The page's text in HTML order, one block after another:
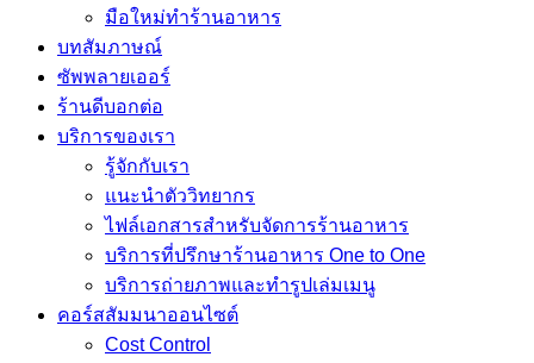
มือใหม่ทำร้านอาหาร
บทสัมภาษณ์
ซัพพลายเออร์
ร้านดีบอกต่อ
บริการของเรา
รู้จักกับเรา
แนะนำตัววิทยากร
ไฟล์เอกสารสำหรับจัดการร้านอาหาร
บริการที่ปรึกษาร้านอาหาร One to One
บริการถ่ายภาพและทำรูปเล่มเมนู
คอร์สสัมมนาออนไซต์
Cost Control